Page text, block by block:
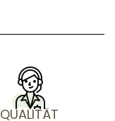
QUALITÄT